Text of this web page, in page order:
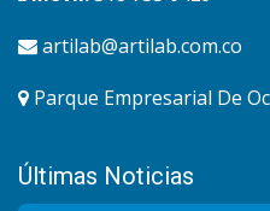
artilab@artilab.com.co
Parque Empresarial De
Últimas Noticias